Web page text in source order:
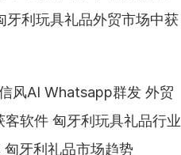
牙利玩具礼品外贸市场中获
风AI Whatsapp群发 外贸
软件 匈牙利玩具礼品行业
牙利礼品市场趋势